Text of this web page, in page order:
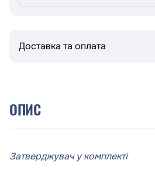
Доставка та оплата
ОПИС
Затверджувач у комплекті